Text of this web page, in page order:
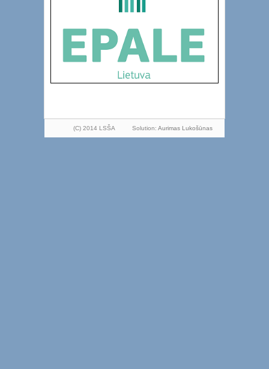
(C) 2014 LSŠA Solution: Aurimas Lukošūnas